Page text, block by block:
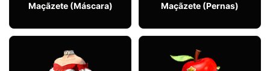
Maçãzete (Máscara) Maçãzete (Pernas)